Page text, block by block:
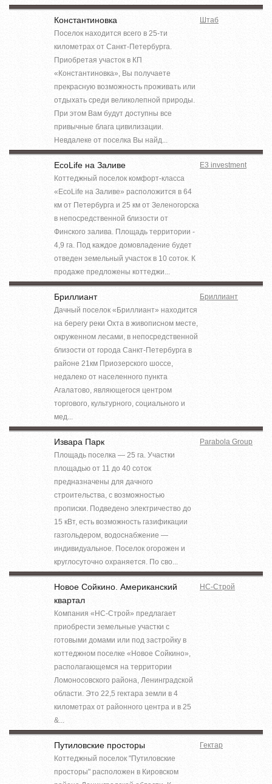
Константиновка
Поселок находится всего в 25-ти
километрах от Санкт-Петербурга.
Приобретая участок в КП
«Константиновка», Вы получаете
прекрасную возможность проживать или
отдыхать среди великолепной природы.
При этом Вам будут доступны все
привычные блага цивилизации.
Невдалеке от поселка Вы найд...
Штаб
EcoLife на Заливе
Коттеджный поселок комфорт-класса
«EcoLife на Заливе» расположится в 64
км от Петербурга и 25 км от Зеленогорска
в непосредственной близости от
Финского залива. Площадь территории -
4,9 га. Под каждое домовладение будет
отведен земельный участок в 10 соток. К
продаже предложены коттеджи...
E3 investment
Бриллиант
Дачный поселок «Бриллиант» находится
на берегу реки Охта в живописном месте,
окруженном лесами, в непосредственной
близости от города Санкт-Петербурга в
районе 21км Приозерского шоссе,
недалеко от населенного пункта
Агалатово, являющегося центром
торгового, культурного, социального и
мед...
Бриллиант
Извара Парк
Площадь поселка — 25 га. Участки
площадью от 11 до 40 соток
предназначены для дачного
строительства, с возможностью
прописки. Подведено электричество до
15 кВт, есть возможность газификации
газгольдером, водоснабжение —
индивидуальное. Поселок огорожен и
круглосуточно охраняется. По сво...
Parabola Group
Новое Сойкино. Американский
квартал
Компания «НС-Строй» предлагает
приобрести земельные участки с
готовыми домами или под застройку в
коттеджном поселке «Новое Сойкино»,
располагающемся на территории
Ломоносовского района, Ленинградской
области. Это 22,5 гектара земли в 4
километрах от районного центра и в 25
&...
НС-Строй
Путиловские просторы
Коттеджный поселок "Путиловские
просторы" расположен в Кировском
Гектар